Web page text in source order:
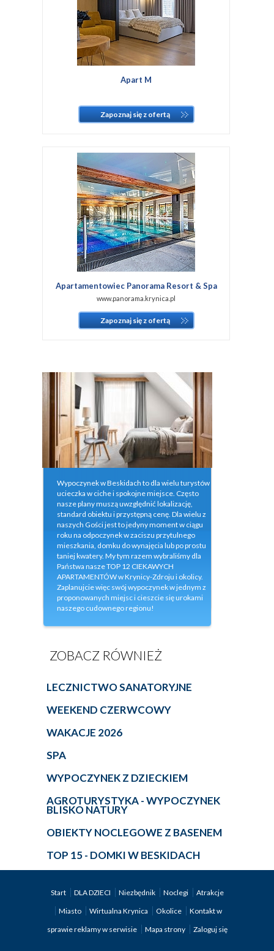
Apart M
Zapoznaj się z ofertą
Apartamentowiec Panorama Resort & Spa
www.panorama.krynica.pl
Zapoznaj się z ofertą
Wypoczynek w Beskidach to dla wielu turystów
ucieczka w ciche i spokojne miejsce. Często
nasze plany muszą uwzględnić lokalizację,
standard obiektu i przystępną cenę. Dla wielu z
naszych Gości jest to jedyny moment w ciągu
roku na odpoczynek w zaciszu przytulnego
mieszkania, domku do wynajęcia lub po prostu
taniej kwatery. My tym razem wybraliśmy dla
Państwa nasze TOP 12 CIEKAWYCH
APARTAMENTÓW w Krynicy-Zdroju i okolicy.
Zaplanujcie więc swój wypoczynek w jednym z
proponowanych miejsc i cieszcie się urokami
naszego cudownego regionu!
ZOBACZ RÓWNIEŻ
LECZNICTWO SANATORYJNE
WEEKEND CZERWCOWY
WAKACJE 2026
SPA
WYPOCZYNEK Z DZIECKIEM
AGROTURYSTYKA - WYPOCZYNEK
BLISKO NATURY
OBIEKTY NOCLEGOWE Z BASENEM
TOP 15 - DOMKI W BESKIDACH
Start DLA DZIECI Niezbędnik Noclegi
Atrakcje
Miasto
Wirtualna Krynica Okolice
Kontakt w
sprawie reklamy w serwisie
Mapa strony Zaloguj się